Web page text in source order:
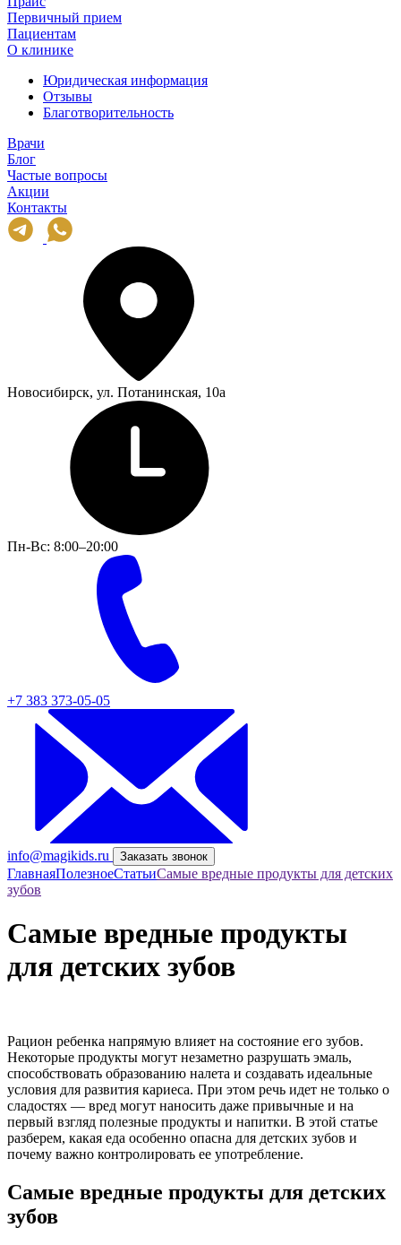
Первичный прием
Пациентам
О клинике
Юридическая информация
Отзывы
Благотворительность
Врачи
Блог
Частые вопросы
Акции
Контакты
Новосибирск, ул. Потанинская, 10а
Пн-Вс: 8:00–20:00
+7 383 373-05-05
info@magikids.ru Заказать звонок
ГлавнаяПолезноеСтатьиСамые вредные продукты для детских
зубов
Самые вредные продукты
для детских зубов
Рацион ребенка напрямую влияет на состояние его зубов.
Некоторые продукты могут незаметно разрушать эмаль,
способствовать образованию налета и создавать идеальные
условия для развития кариеса. При этом речь идет не только о
сладостях — вред могут наносить даже привычные и на
первый взгляд полезные продукты и напитки. В этой статье
разберем, какая еда особенно опасна для детских зубов и
почему важно контролировать ее употребление.
Самые вредные продукты для детских
зубов